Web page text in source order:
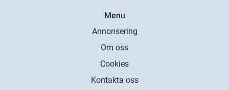
Menu
Annonsering
Om oss
Cookies
Kontakta oss